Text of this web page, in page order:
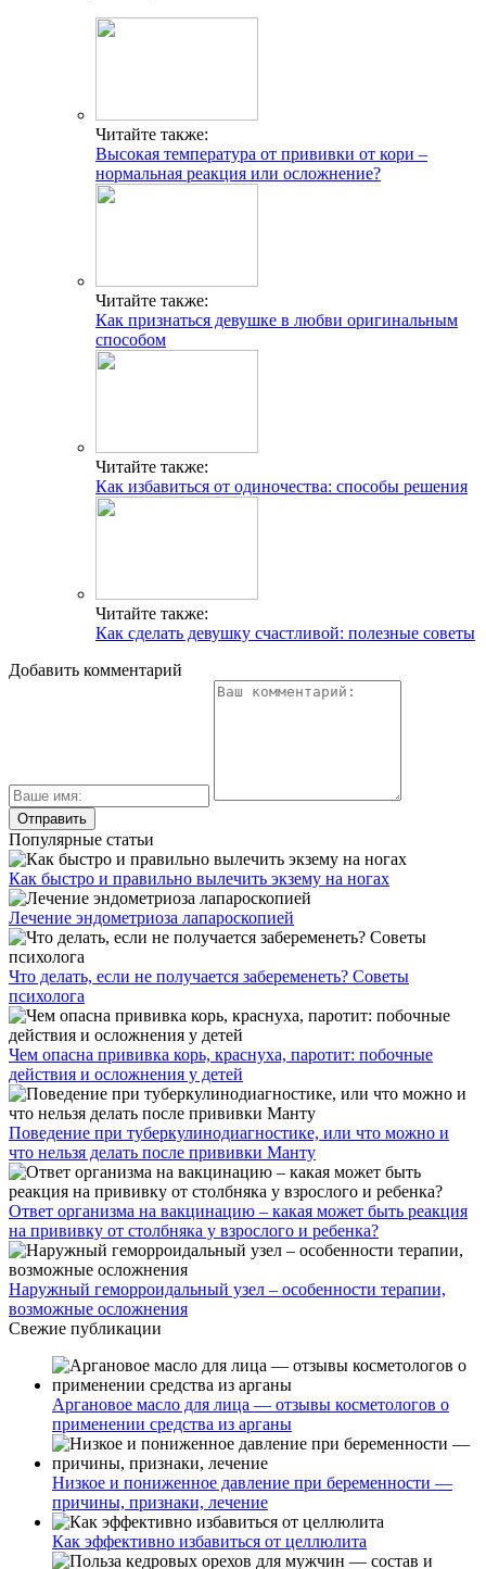
Читайте также:
Высокая температура от прививки от кори –
нормальная реакция или осложнение?
Читайте также:
Как признаться девушке в любви оригинальным
способом
Читайте также:
Как избавиться от одиночества: способы решения
Читайте также:
Как сделать девушку счастливой: полезные советы
Добавить комментарий
Популярные статьи
Как быстро и правильно вылечить экзему на ногах
Лечение эндометриоза лапароскопией
Что делать, если не получается забеременеть? Советы
психолога
Чем опасна прививка корь, краснуха, паротит: побочные
действия и осложнения у детей
Поведение при туберкулинодиагностике, или что можно и
что нельзя делать после прививки Манту
Ответ организма на вакцинацию – какая может быть реакция
на прививку от столбняка у взрослого и ребенка?
Наружный геморроидальный узел – особенности терапии,
возможные осложнения
Свежие публикации
Аргановое масло для лица — отзывы косметологов о
применении средства из арганы
Низкое и пониженное давление при беременности —
причины, признаки, лечение
Как эффективно избавиться от целлюлита